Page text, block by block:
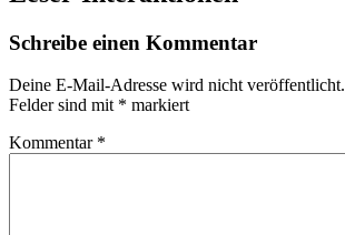
Schreibe einen Kommentar
Deine E-Mail-Adresse wird nicht veröffentlicht.
Felder sind mit * markiert
Kommentar *